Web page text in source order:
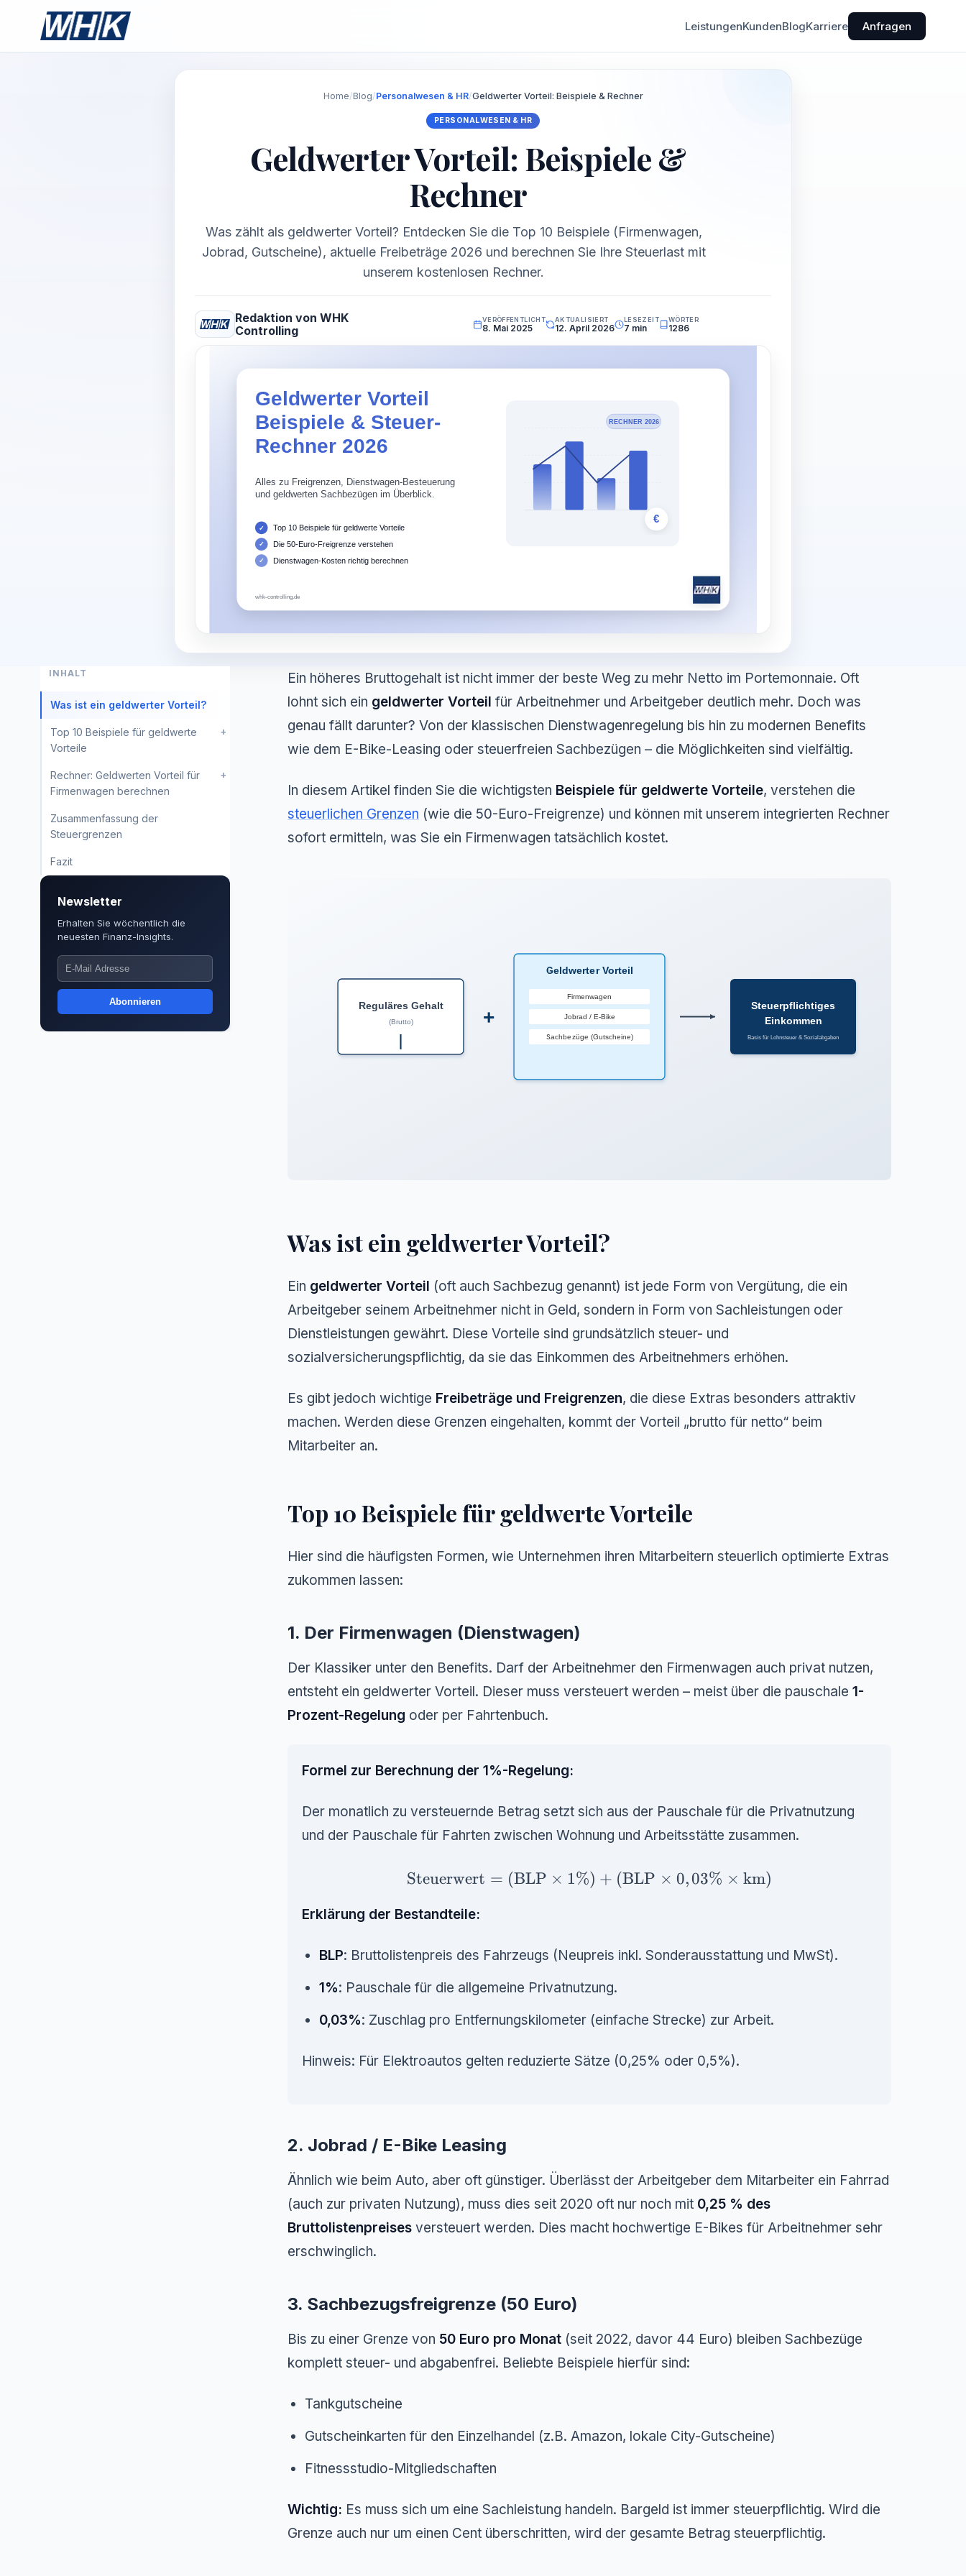
LeistungenKundenBlogKarriere Anfragen
Home/Blog/Personalwesen & HR/Geldwerter Vorteil: Beispiele & Rechner
PERSONALWESEN & HR
Geldwerter Vorteil: Beispiele &
Rechner
Was zählt als geldwerter Vorteil? Entdecken Sie die Top 10 Beispiele (Firmenwagen,
Jobrad, Gutscheine), aktuelle Freibeträge 2026 und berechnen Sie Ihre Steuerlast mit
unserem kostenlosen Rechner.
Redaktion von WHK
Controlling
VERÖFFENTLICHT
8. Mai 2025
AKTUALISIERT
12. April 2026
LESEZEIT
7 min
WÖRTER
1286
INHALT
Was ist ein geldwerter Vorteil?
+
Top 10 Beispiele für geldwerte
Vorteile
+
Rechner: Geldwerten Vorteil für
Firmenwagen berechnen
Zusammenfassung der
Steuergrenzen
Fazit
Newsletter
Erhalten Sie wöchentlich die
neuesten Finanz-Insights.
Abonnieren
Ein höheres Bruttogehalt ist nicht immer der beste Weg zu mehr Netto im Portemonnaie. Oft
lohnt sich ein geldwerter Vorteil für Arbeitnehmer und Arbeitgeber deutlich mehr. Doch was
genau fällt darunter? Von der klassischen Dienstwagenregelung bis hin zu modernen Benefits
wie dem E-Bike-Leasing oder steuerfreien Sachbezügen – die Möglichkeiten sind vielfältig.
In diesem Artikel finden Sie die wichtigsten Beispiele für geldwerte Vorteile, verstehen die
steuerlichen Grenzen (wie die 50-Euro-Freigrenze) und können mit unserem integrierten Rechner
sofort ermitteln, was Sie ein Firmenwagen tatsächlich kostet.
Reguläres Gehalt
(Brutto) +
Geldwerter Vorteil
Firmenwagen
Jobrad / E-Bike
Sachbezüge (Gutscheine)
Steuerpflichtiges
Einkommen
Basis für Lohnsteuer & Sozialabgaben
Was ist ein geldwerter Vorteil?
Ein geldwerter Vorteil (oft auch Sachbezug genannt) ist jede Form von Vergütung, die ein
Arbeitgeber seinem Arbeitnehmer nicht in Geld, sondern in Form von Sachleistungen oder
Dienstleistungen gewährt. Diese Vorteile sind grundsätzlich steuer- und
sozialversicherungspflichtig, da sie das Einkommen des Arbeitnehmers erhöhen.
Es gibt jedoch wichtige Freibeträge und Freigrenzen, die diese Extras besonders attraktiv
machen. Werden diese Grenzen eingehalten, kommt der Vorteil „brutto für netto“ beim
Mitarbeiter an.
Top 10 Beispiele für geldwerte Vorteile
Hier sind die häufigsten Formen, wie Unternehmen ihren Mitarbeitern steuerlich optimierte Extras
zukommen lassen:
1. Der Firmenwagen (Dienstwagen)
Der Klassiker unter den Benefits. Darf der Arbeitnehmer den Firmenwagen auch privat nutzen,
entsteht ein geldwerter Vorteil. Dieser muss versteuert werden – meist über die pauschale 1-
Prozent-Regelung oder per Fahrtenbuch.
Formel zur Berechnung der 1%-Regelung:
Der monatlich zu versteuernde Betrag setzt sich aus der Pauschale für die Privatnutzung
und der Pauschale für Fahrten zwischen Wohnung und Arbeitsstätte zusammen.
\text{Steuerwert} = (\text{BLP} \times 1\%) + (\text{BLP} \times
Steuerwert = (BLP × 1%) + (BLP × 0,03% × km)
Erklärung der Bestandteile:
BLP: Bruttolistenpreis des Fahrzeugs (Neupreis inkl. Sonderausstattung und MwSt).
1%: Pauschale für die allgemeine Privatnutzung.
0,03%: Zuschlag pro Entfernungskilometer (einfache Strecke) zur Arbeit.
Hinweis: Für Elektroautos gelten reduzierte Sätze (0,25% oder 0,5%).
2. Jobrad / E-Bike Leasing
Ähnlich wie beim Auto, aber oft günstiger. Überlässt der Arbeitgeber dem Mitarbeiter ein Fahrrad
(auch zur privaten Nutzung), muss dies seit 2020 oft nur noch mit 0,25 % des
Bruttolistenpreises versteuert werden. Dies macht hochwertige E-Bikes für Arbeitnehmer sehr
erschwinglich.
3. Sachbezugsfreigrenze (50 Euro)
Bis zu einer Grenze von 50 Euro pro Monat (seit 2022, davor 44 Euro) bleiben Sachbezüge
komplett steuer- und abgabenfrei. Beliebte Beispiele hierfür sind:
Tankgutscheine
Gutscheinkarten für den Einzelhandel (z.B. Amazon, lokale City-Gutscheine)
Fitnessstudio-Mitgliedschaften
Wichtig: Es muss sich um eine Sachleistung handeln. Bargeld ist immer steuerpflichtig. Wird die
Grenze auch nur um einen Cent überschritten, wird der gesamte Betrag steuerpflichtig.